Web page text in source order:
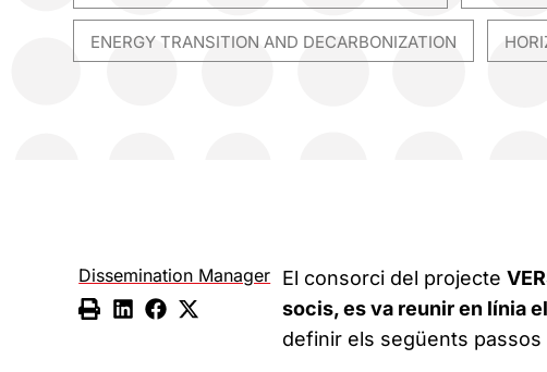
ENERGY TRANSITION AND DECARBONIZATION
Dissemination Manager El consorci del projecte
socis, es va reunir en línia
definir els següents